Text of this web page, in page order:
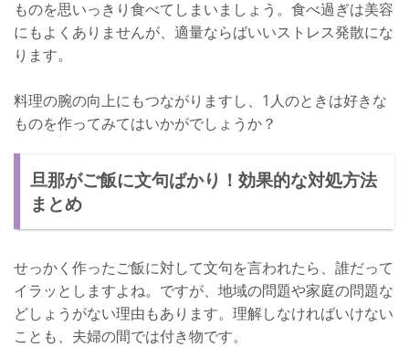
ものを思いっきり食べてしまいましょう。食べ過ぎは美容
にもよくありませんが、適量ならばいいストレス発散にな
ります。
料理の腕の向上にもつながりますし、1人のときは好きな
ものを作ってみてはいかがでしょうか？
旦那がご飯に文句ばかり！効果的な対処方法
まとめ
せっかく作ったご飯に対して文句を言われたら、誰だって
イラッとしますよね。ですが、地域の問題や家庭の問題な
どしょうがない理由もあります。理解しなければいけない
ことも、夫婦の間では付き物です。